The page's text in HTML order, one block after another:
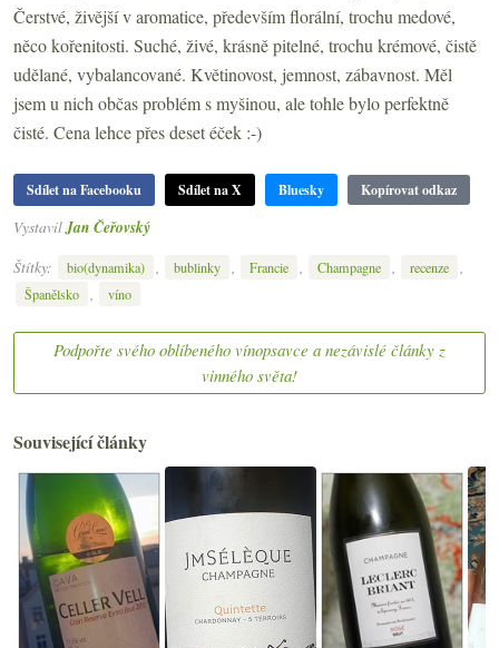
Čerstvé, živější v aromatice, především florální, trochu medové,
něco kořenitosti. Suché, živé, krásně pitelné, trochu krémové, čistě
udělané, vybalancované. Květinovost, jemnost, zábavnost. Měl
jsem u nich občas problém s myšinou, ale tohle bylo perfektně
čisté. Cena lehce přes deset éček :-)
Sdílet na Facebooku Sdílet na X Bluesky Kopírovat odkaz
Vystavil Jan Čeřovský
Štítky:
bio(dynamika) , bublinky , Francie , Champagne , recenze ,
Španělsko , víno
Podpořte svého oblíbeného vínopsavce a nezávislé články z
vinného světa!
Související články